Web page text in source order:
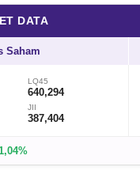
DATA
Saham
LQ45
640,294
JII
387,404